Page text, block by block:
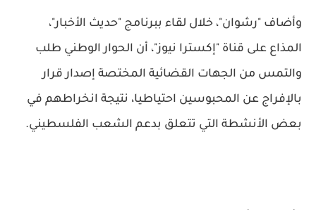
وأضاف "رشوان"، خلال لقاء ببرنامج "حديث الأخبار"،
المذاع على قناة "إكسترا نيوز"، أن الحوار الوطني طلب
والتمس من الجهات القضائية المختصة إصدار قرار
بالإفراج عن المحبوسين احتياطيا، نتيجة انخراطهم في
بعض الأنشطة التي تتعلق بدعم الشعب الفلسطيني.